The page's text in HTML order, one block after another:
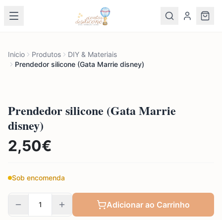
Inicio Produtos
DIY & Materiais
Prendedor silicone (Gata Marrie disney)
Prendedor silicone (Gata Marrie
disney)
2,50€
Sob encomenda
Adicionar ao Carrinho